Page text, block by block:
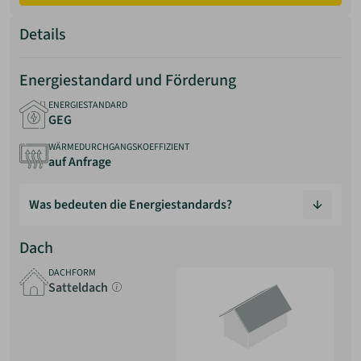
Details
Energiestandard und Förderung
ENERGIESTANDARD
GEG
WÄRMEDURCHGANGSKOEFFIZIENT
auf Anfrage
Was bedeuten die Energiestandards?
Energiestandards beschreiben, wie energieeffizient ein
Gebäude geplant und gebaut ist. Sie geben an, wie viel
Energie ein Haus im Vergleich zu einem gesetzlich
definierten Referenzgebäude benötigt.
Grundlage ist das Gebäudeenergiegesetz (GEG). Für
Neubauten gibt es einen gesetzlich vorgeschriebenen
Dach
DACHFORM
Satteldach